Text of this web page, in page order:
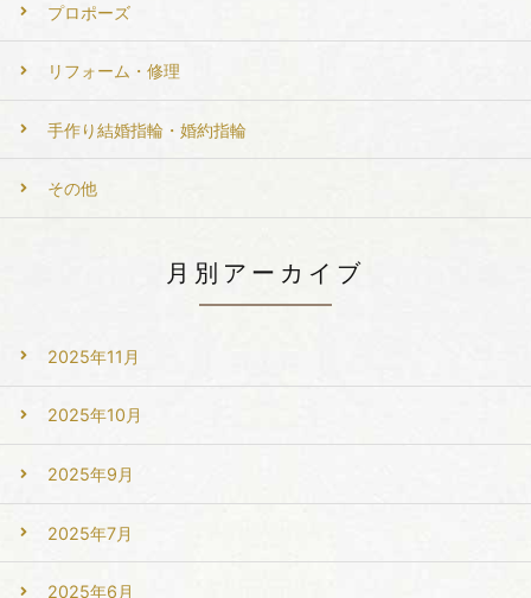
プロポーズ
リフォーム・修理
手作り結婚指輪・婚約指輪
その他
月別アーカイブ
2025年11月
2025年10月
2025年9月
2025年7月
2025年6月